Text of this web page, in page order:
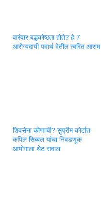
वारंवार बद्धकोष्ठता होते? हे 7
आरोग्यदायी पदार्थ देतील त्वरित आराम
शिवसेना कोणाची? सुप्रीम कोर्टात
कपिल सिब्बल यांचा निवडणूक
आयोगाला थेट सवाल